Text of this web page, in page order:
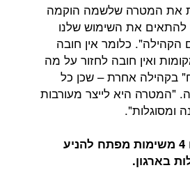
את המטרה שלשמה הוקמה
להתאים את השימוש שלנו
הקהילה". כלומר אין חובה
ואין חובה לחזור על מה
בקהילה אחרת – שכן כל
"המטרה היא לייצר מעורבות
ומסוגלות".
בר הציעה למשתתפים 4 משימות מפתח להניע
בארגון.